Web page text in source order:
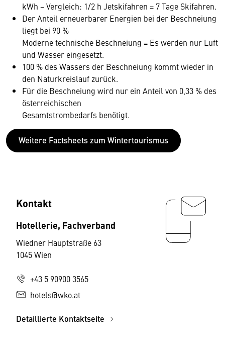
kWh − Vergleich: 1/2 h Jetskifahren = 7 Tage Skifahren.
Der Anteil erneuerbarer Energien bei der Beschneiung
liegt bei 90 %
Moderne technische Beschneiung = Es werden nur Luft
und Wasser eingesetzt.
100 % des Wassers der Beschneiung kommt wieder in
den Naturkreislauf zurück.
Für die Beschneiung wird nur ein Anteil von 0,33 % des
österreichischen
Gesamtstrombedarfs benötigt.
Weitere Factsheets zum Wintertourismus
Kontakt
Hotellerie, Fachverband
Wiedner Hauptstraße 63
1045 Wien
+43 5 90900 3565
hotels@wko.at
Detaillierte Kontaktseite